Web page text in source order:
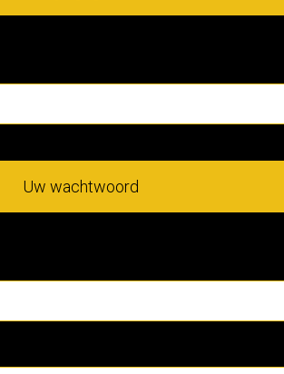
Uw wachtwoord